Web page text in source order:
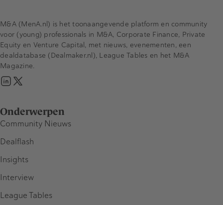
Onderwerpen
Community Nieuws
Dealflash
Insights
Interview
League Tables
M&A (MenA.nl) is het toonaangevende platform en community
voor (young) professionals in M&A, Corporate Finance, Private
Equity en Venture Capital, met nieuws, evenementen, een
dealdatabase (Dealmaker.nl), League Tables en het M&A
Magazine.